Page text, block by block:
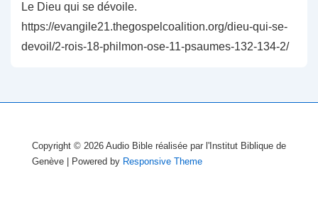
Le Dieu qui se dévoile.
https://evangile21.thegospelcoalition.org/dieu-qui-se-
devoil/2-rois-18-philmon-ose-11-psaumes-132-134-2/
Copyright © 2026 Audio Bible réalisée par l'Institut Biblique de
Genève
| Powered by Responsive Theme